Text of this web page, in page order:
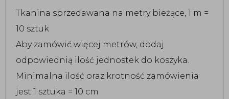
Tkanina sprzedawana na metry bieżące, 1 m =
10 sztuk
Aby zamówić więcej metrów, dodaj
odpowiednią ilość jednostek do koszyka.
Minimalna ilość oraz krotność zamówienia
jest 1 sztuka = 10 cm